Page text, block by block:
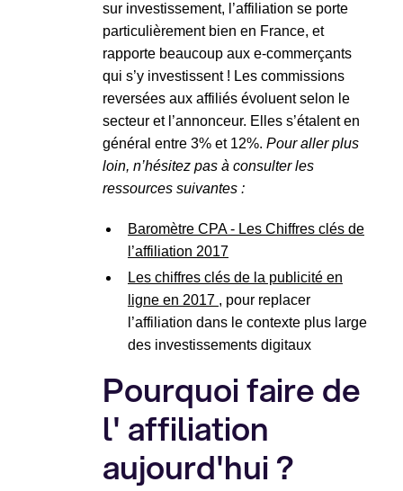
sur investissement, l’affiliation se porte
particulièrement bien en France, et
rapporte beaucoup aux e-commerçants
qui s’y investissent ! Les commissions
reversées aux affiliés évoluent selon le
secteur et l’annonceur. Elles s’étalent en
général entre 3% et 12%. Pour aller plus
loin, n’hésitez pas à consulter les
ressources suivantes :
Baromètre CPA - Les Chiffres clés de
l’affiliation 2017
Les chiffres clés de la publicité en
ligne en 2017 , pour replacer
l’affiliation dans le contexte plus large
des investissements digitaux
Pourquoi faire de
l' affiliation
aujourd'hui ?